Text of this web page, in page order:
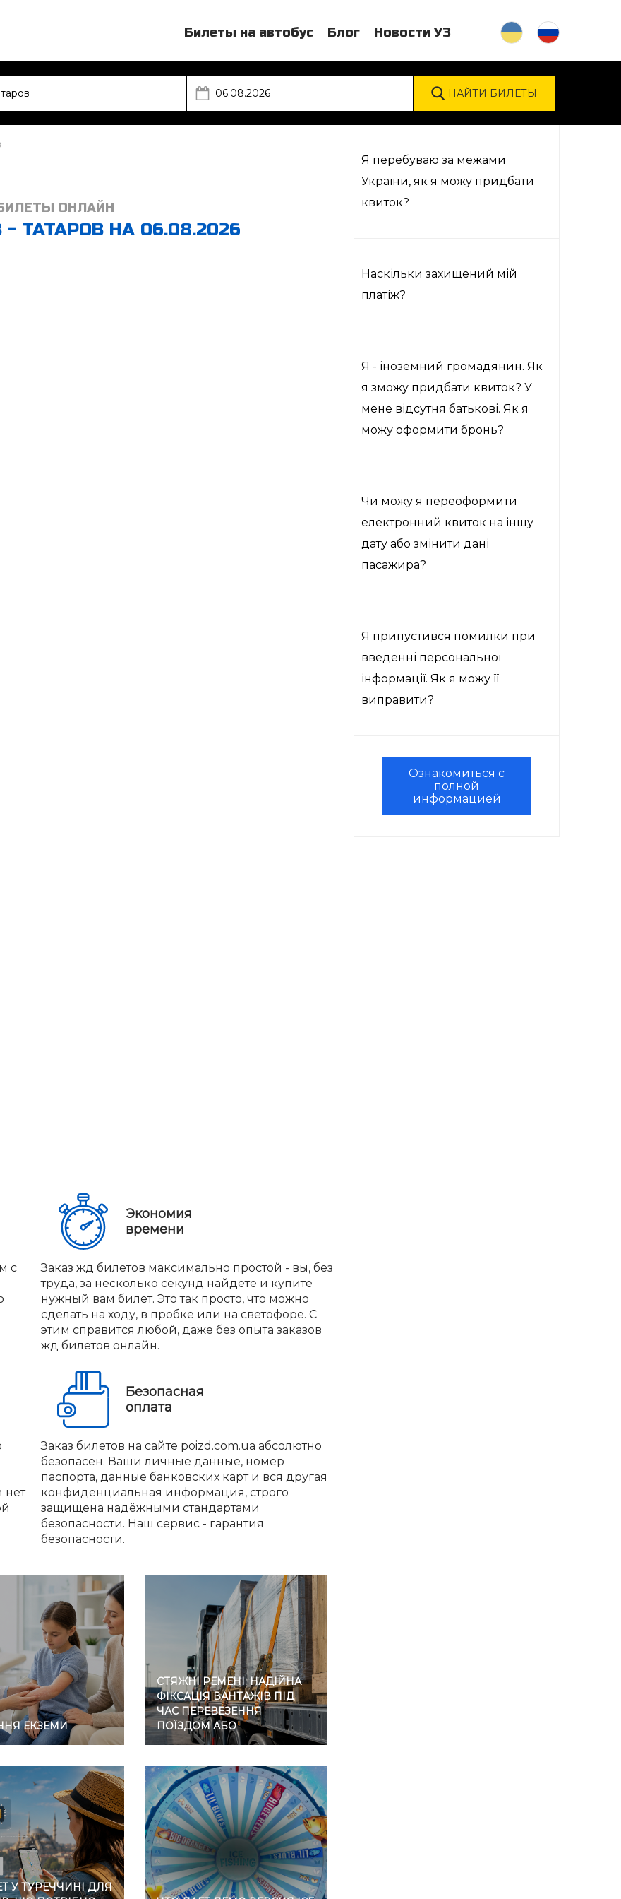
Билеты на автобус Блог Новости УЗ
ОНЛАЙН
ТАТАРОВ НА 06.08.2026
с
Экономия
времени
Заказ жд билетов максимально простой - вы, без
труда, за несколько секунд найдёте и купите
нужный вам билет. Это так просто, что можно
сделать на ходу, в пробке или на светофоре. С
этим справится любой, даже без опыта заказов
жд билетов онлайн.
нет
Безопасная
оплата
Заказ билетов на сайте poizd.com.ua абсолютно
безопасен. Ваши личные данные, номер
паспорта, данные банковских карт и вся другая
конфиденциальная информация, строго
защищена надёжными стандартами
безопасности. Наш сервис - гарантия
безопасности.
ЕКЗЕМИ
СТЯЖНІ РЕМЕНІ: НАДІЙНА
ФІКСАЦІЯ ВАНТАЖІВ ПІД
ЧАС ПЕРЕВЕЗЕННЯ
ПОЇЗДОМ АБО
АВТОМОБІЛЕМ
У ТУРЕЧЧИНІ ДЛЯ
Я перебуваю за межами
України, як я можу придбати
квиток?
Наскільки захищений мій
платіж?
Я - іноземний громадянин. Як
я зможу придбати квиток? У
мене відсутня батькові. Як я
можу оформити бронь?
Чи можу я переоформити
електронний квиток на іншу
дату або змінити дані
пасажира?
Я припустився помилки при
введенні персональної
інформації. Як я можу її
виправити?
Ознакомиться с
полной
информацией